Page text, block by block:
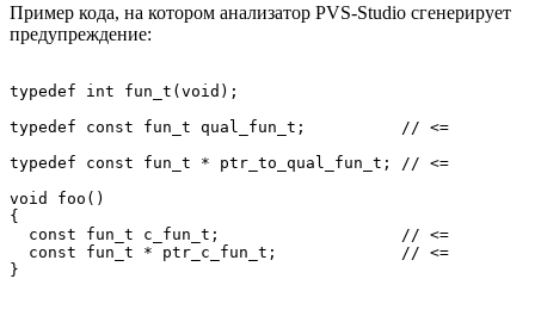
Пример кода, на котором анализатор PVS-Studio сгенерирует
предупреждение:
typedef int fun_t(void);
typedef const fun_t qual_fun_t;          // <=
typedef const fun_t * ptr_to_qual_fun_t; // <=
void foo()
{
  const fun_t c_fun_t;                   // <=
  const fun_t * ptr_c_fun_t;             // <=